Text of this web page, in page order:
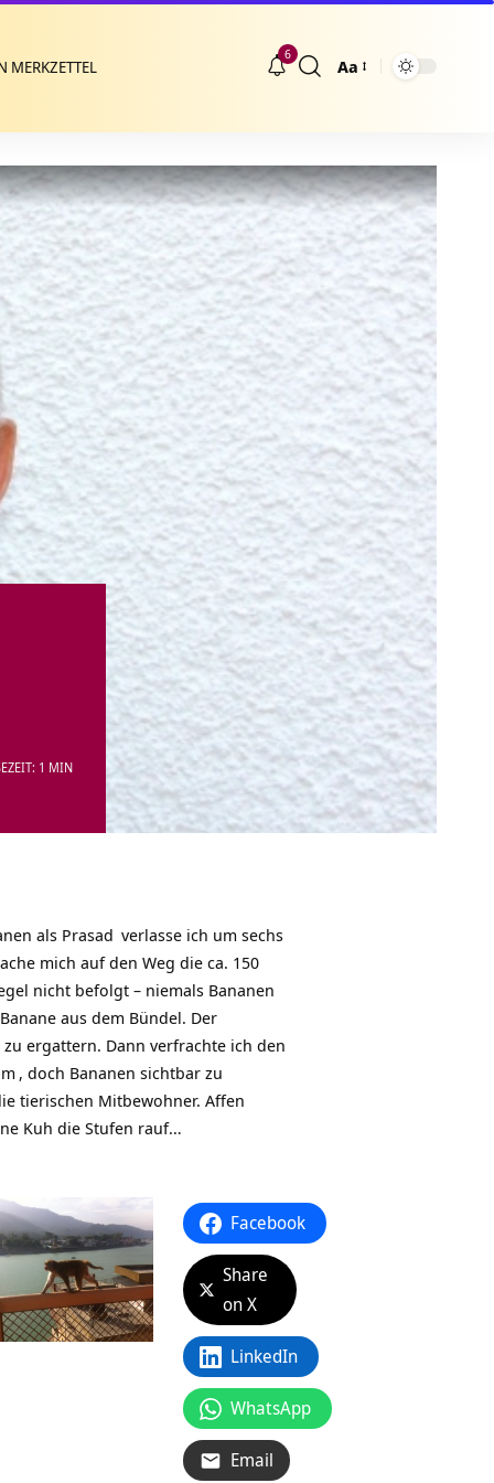
MERKZETTEL
6
Größenänderung
Aa
1 MIN
als Prasad verlasse ich um sechs
mich auf den Weg die ca. 150
nicht befolgt – niemals Bananen
aus dem Bündel. Der
ergattern. Dann verfrachte ich den
, doch Bananen sichtbar zu
tierischen Mitbewohner. Affen
Kuh die Stufen rauf…
Facebook
Share
on X
LinkedIn
WhatsApp
Email